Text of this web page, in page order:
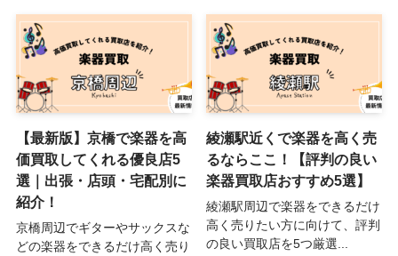
【最新版】京橋で楽器を高
価買取してくれる優良店5
選｜出張・店頭・宅配別に
紹介！
京橋周辺でギターやサックスな
どの楽器をできるだけ高く売り
綾瀬駅近くで楽器を高く売
るならここ！【評判の良い
楽器買取店おすすめ5選】
綾瀬駅周辺で楽器をできるだけ
高く売りたい方に向けて、評判
の良い買取店を5つ厳選...